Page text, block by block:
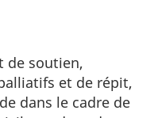
de soutien,
et de répit,
dans le cadre de